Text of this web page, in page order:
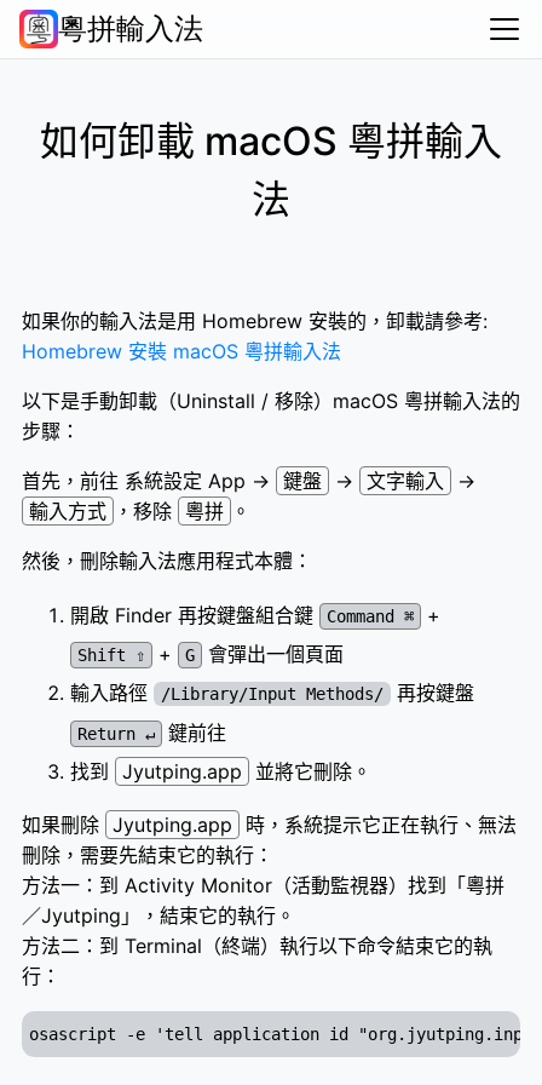
粵拼輸入法
Android
iOS
macOS
Windows
HarmonyOS
常問問題
資源彙集
支持作者
關於
如何卸載 macOS 粵拼輸入
法
如果你的輸入法是用 Homebrew 安裝的，卸載請參考:
Homebrew 安裝 macOS 粵拼輸入法
以下是手動卸載（Uninstall / 移除）macOS 粵拼輸入法的
步驟：
首先，前往 系統設定 App → 鍵盤 → 文字輸入
→
輸入方式
，移除 粵拼 。
然後，刪除輸入法應用程式本體：
開啟 Finder 再按鍵盤組合鍵 Command ⌘ +
Shift ⇧ + G
會彈出一個頁面
輸入路徑
/Library/Input Methods/ 再按鍵盤
Return ↵
鍵前往
找到
Jyutping.app 並將它刪除。
如果刪除 Jyutping.app
時，系統提示它正在執行、無法
刪除，需要先結束它的執行：
方法一：到 Activity Monitor（活動監視器）找到「粵拼
／Jyutping」，結束它的執行。
方法二：到 Terminal（終端）執行以下命令結束它的執
行：
osascript -e 'tell application id